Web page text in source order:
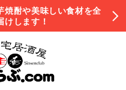
焼酎や美味しい食材を全
けします！